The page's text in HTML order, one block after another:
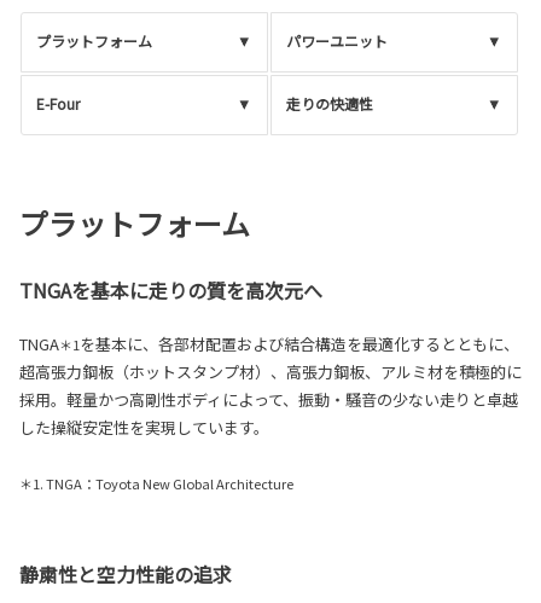
プラットフォーム パワーユニット
E-Four 走りの快適性
プラットフォーム
TNGAを基本に走りの質を高次元へ
TNGA＊1 を基本に、各部材配置および結合構造を最適化するとともに、
超高張力鋼板（ホットスタンプ材）、高張力鋼板、アルミ材を積極的に
採用。軽量かつ高剛性ボディによって、振動・騒音の少ない走りと卓越
した操縦安定性を実現しています。
＊1. TNGA：Toyota New Global Architecture
静粛性と空力性能の追求